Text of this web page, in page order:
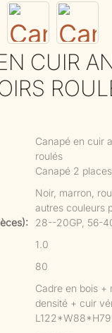
CUIR
Canapé en cuir
roulés
Canapé 2 places
Noir, marron,
autres couleurs
28--20GP, 56-
1.0
80
Cadre en bois +
densité + cuir
L122*W88*H79